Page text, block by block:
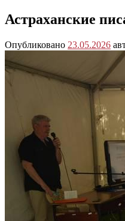
Астраханские
Опубликовано 23.05.2026